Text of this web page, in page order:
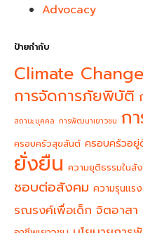
Advocacy
ป้ายกำกับ
Climate Change
การจัดการภัยพิบัติ
สถานะบุคคล การพัฒนาเยาวชน ก
ครอบครัวสุขสันต์ ครอบครัวอยู่
ยั่งยืน ความยุติธรรมในสั
ชอบต่อสังคม ความรุนแร
รณรงค์เพื่อเด็ก จิตอาสา